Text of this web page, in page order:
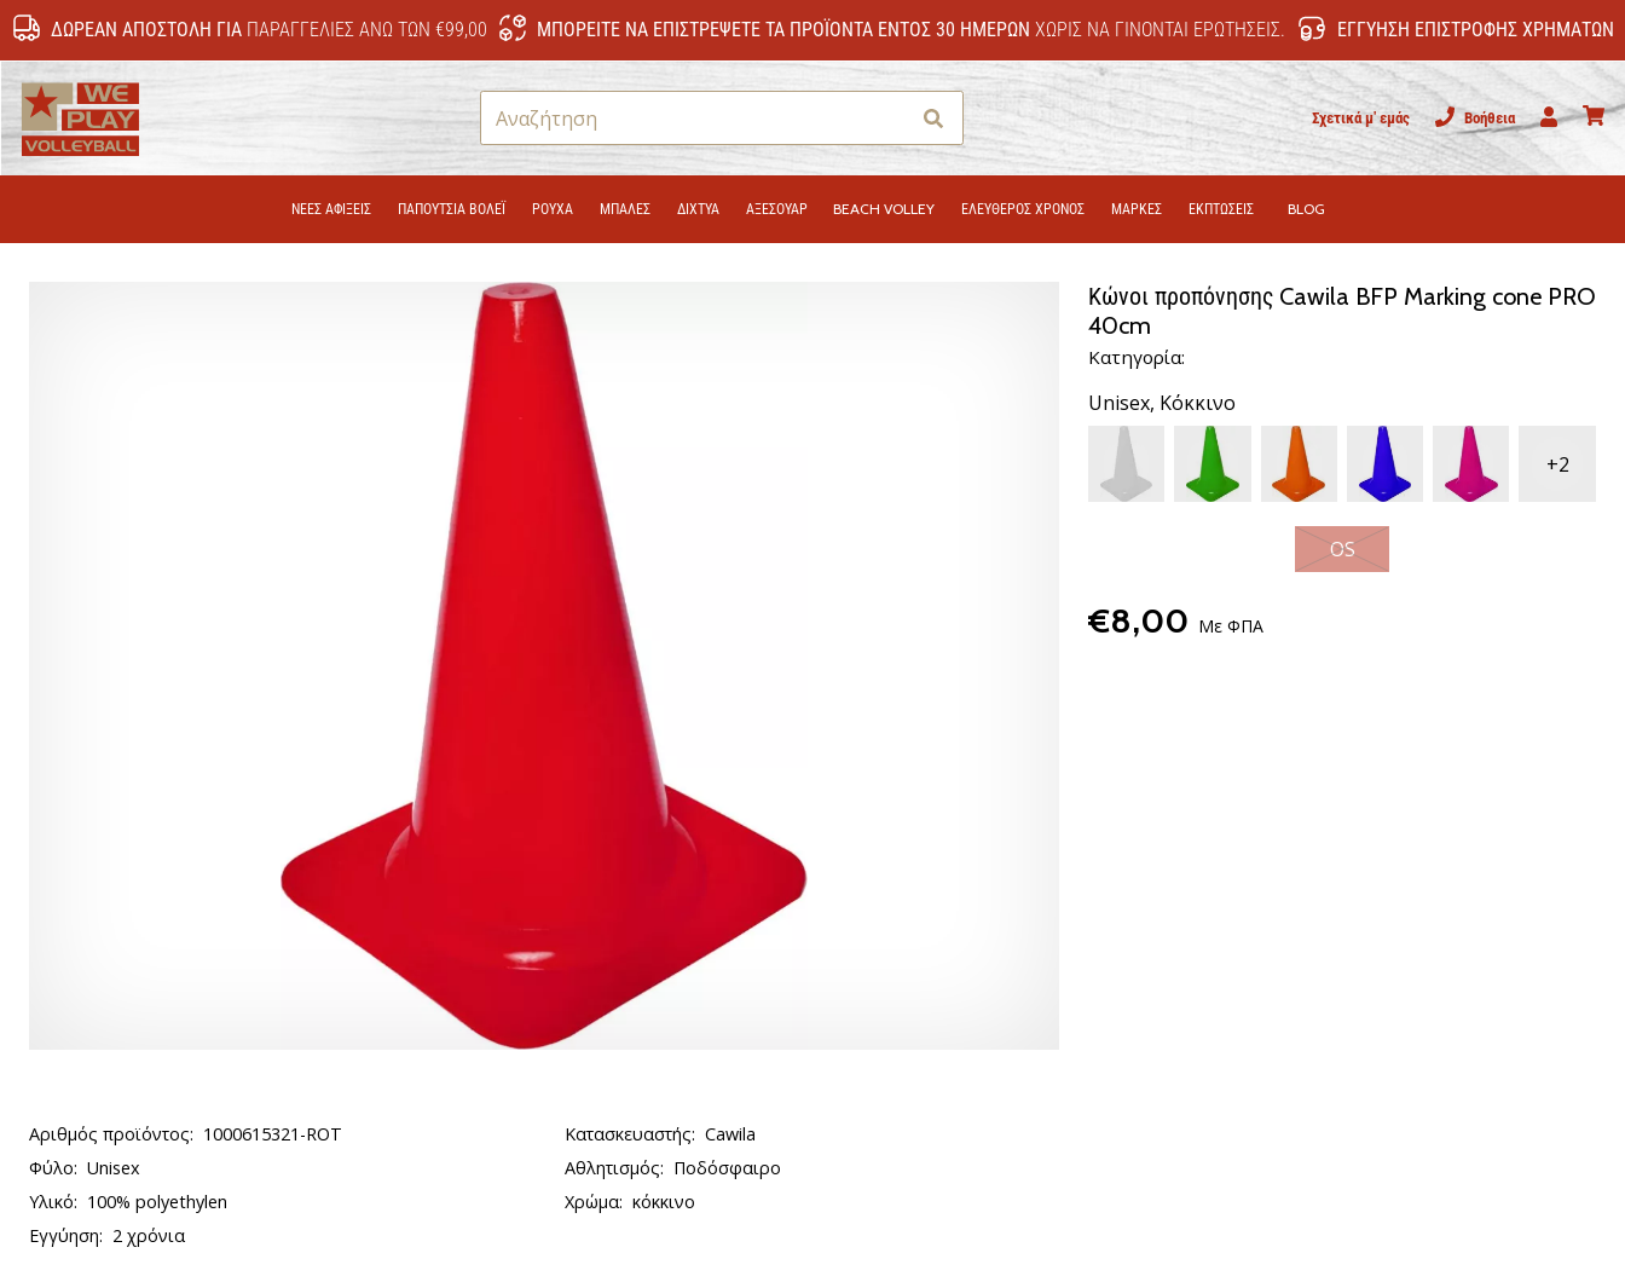
ΔΩΡΕΆΝ ΑΠΟΣΤΟΛΉ ΓΙΑΠΑΡΑΓΓΕΛΊΕΣ ΆΝΩ ΤΩΝ €99,00 ΜΠΟΡΕΊΤΕ ΝΑ ΕΠΙΣΤΡΈΨΕΤΕ ΤΑ ΠΡΟΪΌΝΤΑ ΕΝΤΌΣ 30 ΗΜΕΡΏΝ ΧΩΡΊΣ ΝΑ ΓΊΝΟΝΤΑΙ ΕΡΩΤΉΣΕΙΣ. ΕΓΓΎΗΣΗ ΕΠΙΣΤΡΟΦΉΣ ΧΡΗΜΆΤΩΝ
Αναζήτηση Σχετικά μ' εμάς
Βοήθεια
Χρήστης
ΝΕΕΣ ΑΦΙΞΕΙΣ ΠΑΠΟΎΤΣΙΑ ΒΌΛΕΪ ΡΟΎΧΑ ΜΠΑΛΕΣ ΔΊΧΤΥΑ ΑΞΕΣΟΥΑΡ BEACH VOLLEY ΕΛΕΥΘΕΡΟΣ ΧΡΟΝΟΣ ΜΑΡΚΕΣ ΕΚΠΤΩΣΕΙΣ BLOG
Κώνοι προπόνησης Cawila BFP Marking cone PRO
40cm
Κατηγορία:
Unisex, Κόκκινο
+2
OS
€8,00 Με ΦΠΑ
Αριθμός προϊόντος: 1000615321-ROT Κατασκευαστής: Cawila
Φύλο: Unisex Αθλητισμός: Ποδόσφαιρο
Υλικό: 100% polyethylen Χρώμα: κόκκινο
Εγγύηση: 2 χρόνια